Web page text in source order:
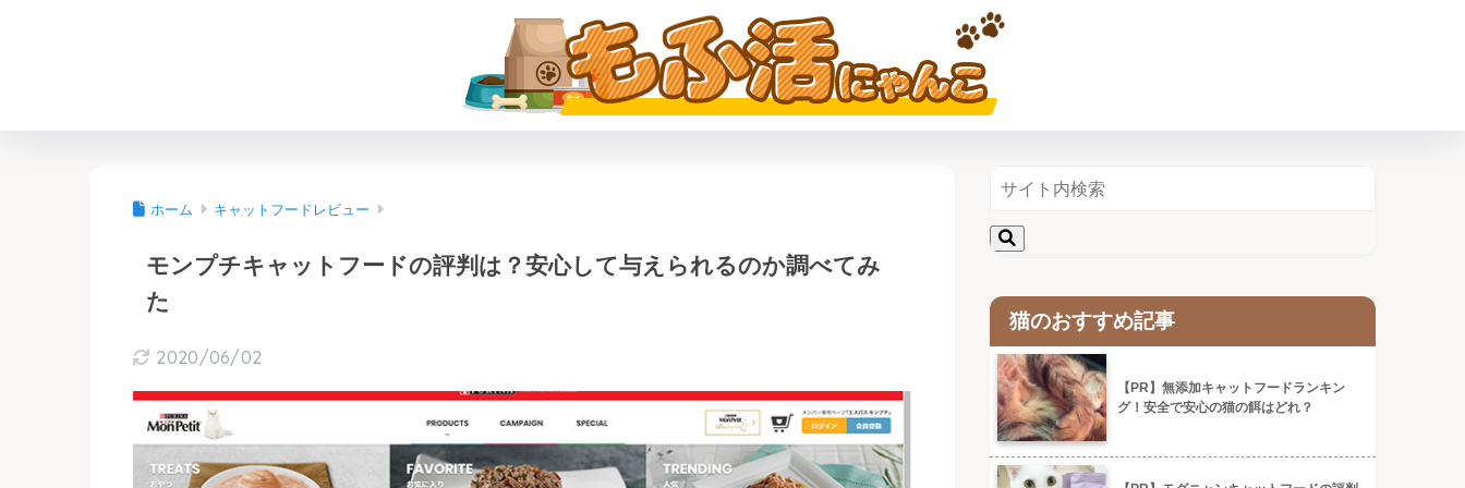
ホーム キャットフードレビュー
モンプチキャットフードの評判は？安心して与えられるのか調べてみ
た
2020/06/02
猫のおすすめ記事
【PR】無添加キャットフードランキン
グ！安全で安心の猫の餌はどれ？